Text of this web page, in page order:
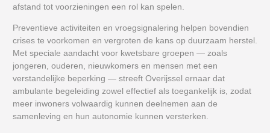
afstand tot voorzieningen een rol kan spelen.
Preventieve activiteiten en vroegsignalering helpen bovendien
crises te voorkomen en vergroten de kans op duurzaam herstel.
Met speciale aandacht voor kwetsbare groepen — zoals
jongeren, ouderen, nieuwkomers en mensen met een
verstandelijke beperking — streeft Overijssel ernaar dat
ambulante begeleiding zowel effectief als toegankelijk is, zodat
meer inwoners volwaardig kunnen deelnemen aan de
samenleving en hun autonomie kunnen versterken.